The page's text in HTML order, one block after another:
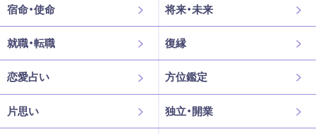
宿命・使命 将来・未来
就職・転職 復縁
恋愛占い 方位鑑定
片思い 独立・開業